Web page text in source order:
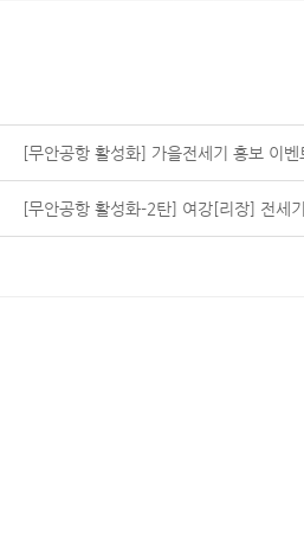
[무안공항 활성화] 가을전세기 홍보 이
[무안공항 활성화-2탄] 여강[리장] 전세